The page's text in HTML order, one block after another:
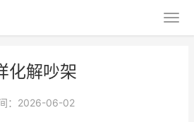
化解吵架
：2026-06-02